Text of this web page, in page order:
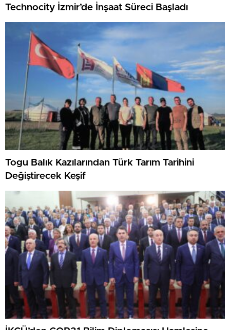
Technocity İzmir’de İnşaat Süreci Başladı
Togu Balık Kazılarından Türk Tarım Tarihini
Değiştirecek Keşif